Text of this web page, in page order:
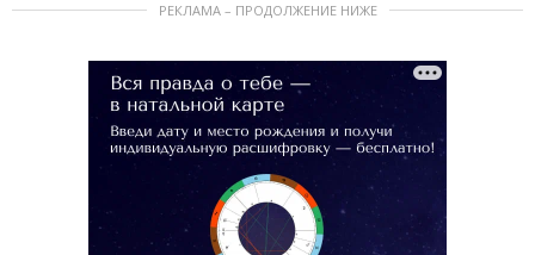
РЕКЛАМА – ПРОДОЛЖЕНИЕ НИЖЕ